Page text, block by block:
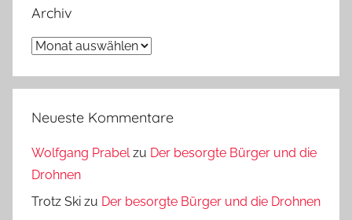
Archiv
Archiv
Neueste Kommentare
Wolfgang Prabelzu Der besorgte Bürger und die
Drohnen
Trotz Ski zu Der besorgte Bürger und die Drohnen